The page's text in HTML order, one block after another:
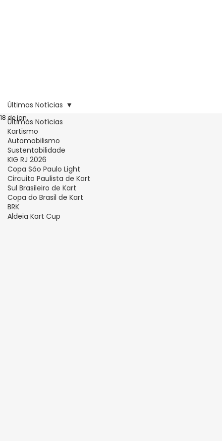
Últimas Notícias
Kartismo
Automobilismo
Sustentabilidade
KIG RJ 2026
Copa São Paulo Light
Circuito Paulista de Kart
Sul Brasileiro de Kart
Copa do Brasil de Kart
BRK
Aldeia Kart Cup
Últimas Notícias
18 de jan.